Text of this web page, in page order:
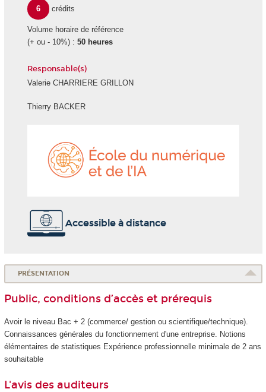
6
crédits
Volume horaire de référence
(+ ou - 10%) : 50 heures
Responsable(s)
Valerie CHARRIERE GRILLON
Thierry BACKER
Accessible à distance
PRÉSENTATION
Public, conditions d’accès et prérequis
Avoir le niveau Bac + 2 (commerce/ gestion ou scientifique/technique).
Connaissances générales du fonctionnement d'une entreprise. Notions
élémentaires de statistiques Expérience professionnelle minimale de 2 ans
souhaitable
L'avis des auditeurs